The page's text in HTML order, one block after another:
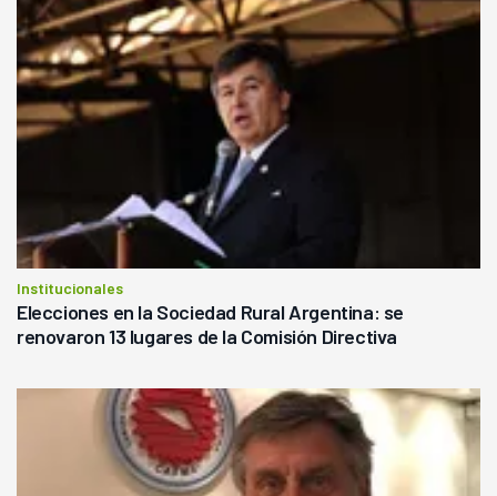
Institucionales
Elecciones en la Sociedad Rural Argentina: se
renovaron 13 lugares de la Comisión Directiva